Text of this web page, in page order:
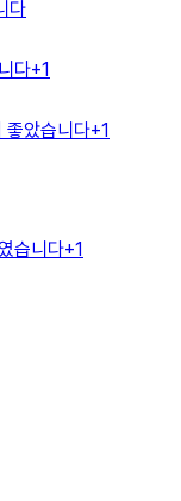
다
다+1
좋았습니다+1
습니다+1